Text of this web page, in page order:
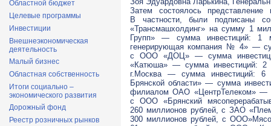
Областной бюджет
Целевые программы
Инвестиции
Внешнеэкономическая
деятельность
Малый бизнес
Областная собственность
Итоги социально –
экономического развития
Дорожный фонд
Реестр розничных рынков
Затем состоялось представление
В частности, были подписаны
«Трансмашхолдинг» на сумму 1
Групп» — сумма инвестиций: 1
генерирующая компания № 4» —
с ООО «ДОЦ» — сумма
«Катюша» — сумма инвестиций:
г.Москва — сумма инвестиций: 6
Брянской области» — сумма
филиалом ОАО «ЦентрТелеком» —
с ООО «Брянский
260 миллионов рублей, с ЗАО
300 миллионов рублей, с